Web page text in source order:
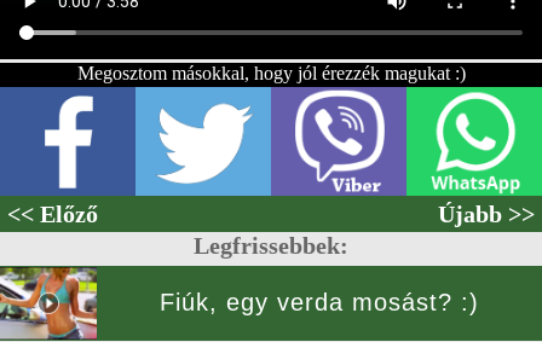
Megosztom másokkal, hogy jól érezzék magukat :)
<< Előző
Újabb >>
Legfrissebbek:
Fiúk, egy verda mosást? :)